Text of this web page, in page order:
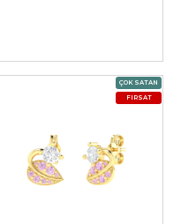
ÇOK SATAN
FIRSAT